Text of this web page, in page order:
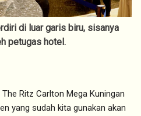
di luar garis biru, sisanya
petugas hotel.
Ritz Carlton Mega Kuningan
yang sudah kita gunakan akan